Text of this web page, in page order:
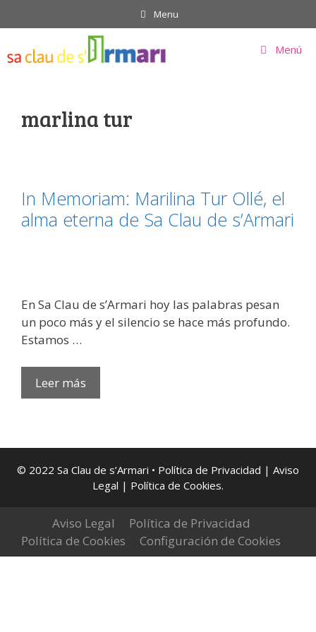
al
Menu
Menú
marlina tur
​In Memoriam: Marilina Tur Ollé, el
alma eterna de Sa Clau de s’Armari
​En Sa Clau de s’Armari hoy las palabras pesan
un poco más y el silencio se hace más profundo.
Estamos …
Leer más
In
Tur
Ollé,
el
eterna
de
Sa
© 2022 Sa Clau de s’Armari • Política de Privacidad | Aviso
Legal | Política de Cookies.
Aviso Legal
Política de Privacidad
Política de Cookies
Configuración de Cookies